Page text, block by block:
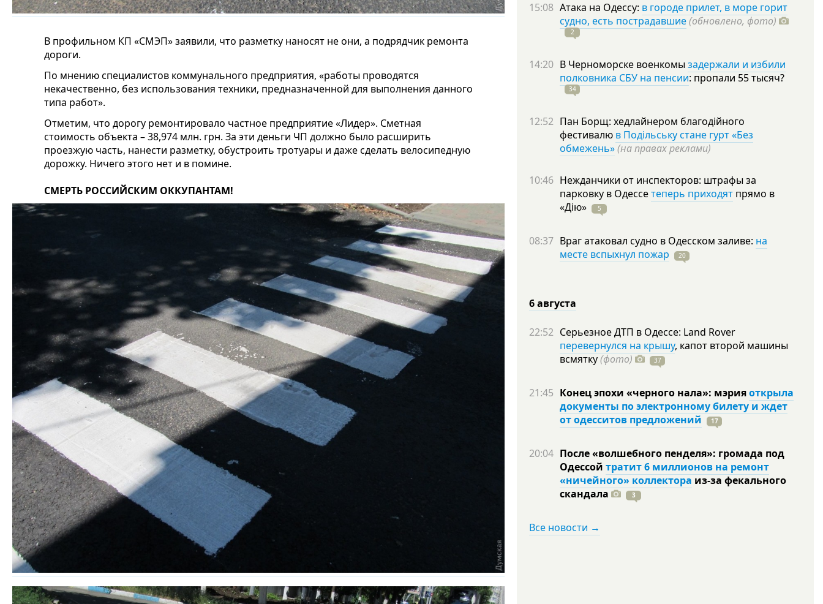
В профильном КП «СМЭП» заявили, что разметку наносят не они, а подрядчик ремонта
дороги.
По мнению специалистов коммунального предприятия, «работы проводятся
некачественно, без использования техники, предназначенной для выполнения данного
типа работ».
Отметим, что дорогу ремонтировало частное предприятие «Лидер». Сметная
стоимость объекта – 38,974 млн. грн. За эти деньги ЧП должно было расширить
проезжую часть, нанести разметку, обустроить тротуары и даже сделать велосипедную
дорожку. Ничего этого нет и в помине.
СМЕРТЬ РОССИЙСКИМ ОККУПАНТАМ!
15:08 Атака на Одессу: в городе прилет, в море горит
судно, есть пострадавшие(обновлено, фото)
2
14:20 В Черноморске военкомы задержали и избили
полковника СБУ на пенсии: пропали 55тысяч?
34
12:52 Пан Борщ: хедлайнером благодійного
фестивалю в Подільську стане гурт «Без
обмежень»(на правах реклами)
10:46 Нежданчики от инспекторов: штрафы за
парковку в Одессетеперь приходят прямо в
«Дію»
5
08:37 Враг атаковал судно в Одесском заливе: на
месте вспыхнул пожар
20
6 августа
22:52 Серьезное ДТП в Одессе: Land Rover
перевернулся на крышу, капот второй машины
всмятку(фото) 37
21:45 Конец эпохи «черного нала»: мэрияоткрыла
документы по электронному билету и ждет
от одесситов предложений
17
20:04 После «волшебного пенделя»: громада под
Одессой тратит 6 миллионов на ремонт
«ничейного» коллектора из-за фекального
скандала
3
Все новости →